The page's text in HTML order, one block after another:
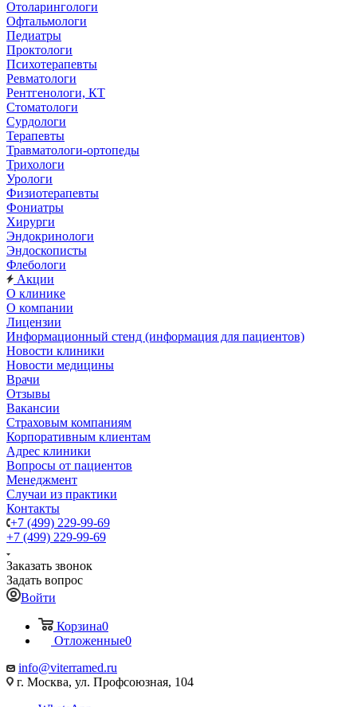
Отоларингологи
Офтальмологи
Педиатры
Проктологи
Психотерапевты
Ревматологи
Рентгенологи, КТ
Стоматологи
Сурдологи
Терапевты
Травматологи-ортопеды
Трихологи
Урологи
Физиотерапевты
Фониатры
Хирурги
Эндокринологи
Эндоскописты
Флебологи
Акции
О клинике
О компании
Лицензии
Информационный стенд (информация для пациентов)
Новости клиники
Новости медицины
Врачи
Отзывы
Вакансии
Страховым компаниям
Корпоративным клиентам
Адрес клиники
Вопросы от пациентов
Менеджмент
Случаи из практики
Контакты
+7 (499) 229-99-69
+7 (499) 229-99-69
Заказать звонок
Задать вопрос
Войти
Корзина0
Отложенные0
info@viterramed.ru
г. Москва, ул. Профсоюзная, 104